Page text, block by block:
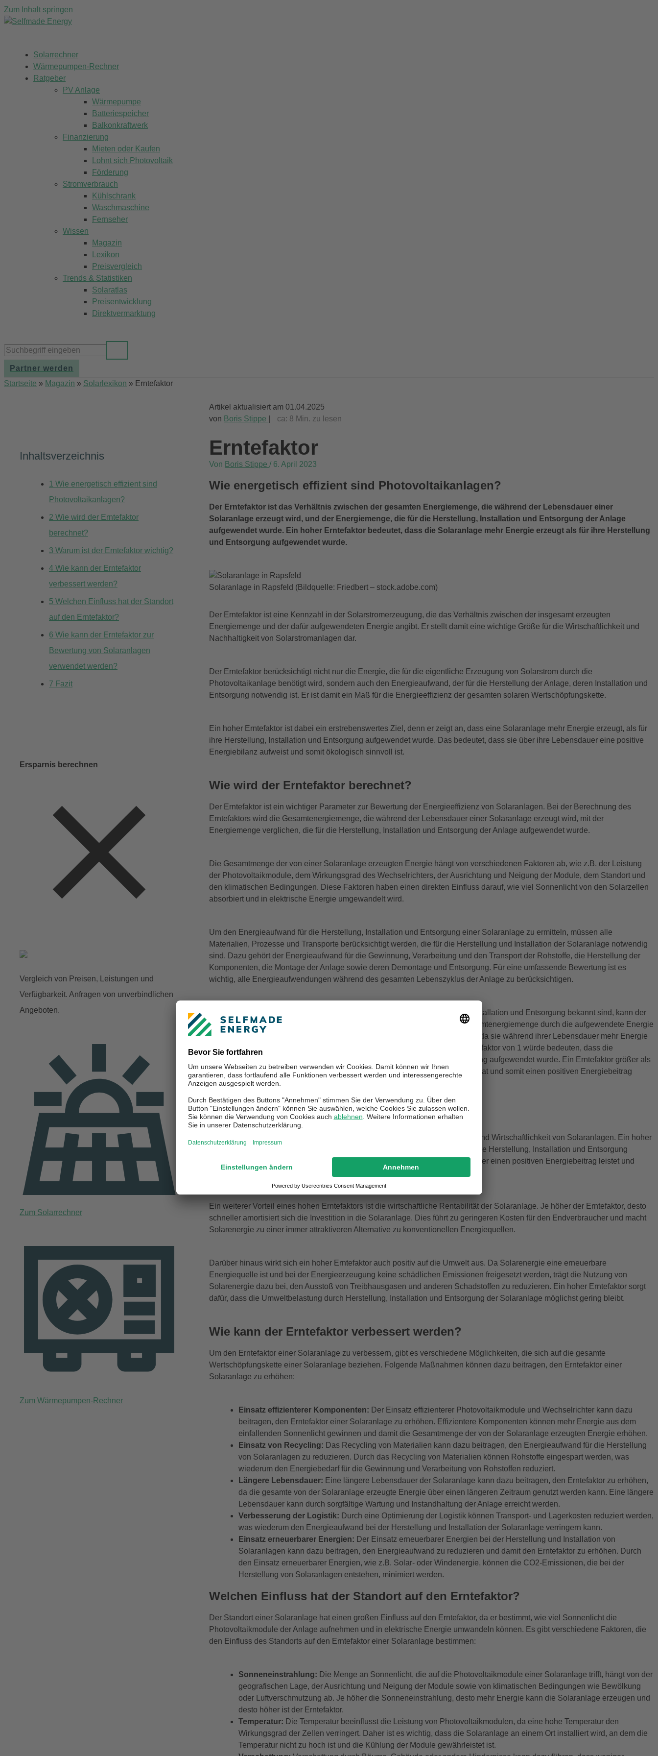
Zum Inhalt springen
Solarrechner
Wärmepumpen-Rechner
Ratgeber
PV Anlage
Wärmepumpe
Batteriespeicher
Balkonkraftwerk
Finanzierung
Mieten oder Kaufen
Lohnt sich Photovoltaik
Förderung
Stromverbrauch
Kühlschrank
Waschmaschine
Fernseher
Wissen
Magazin
Lexikon
Preisvergleich
Trends & Statistiken
Solaratlas
Preisentwicklung
Direktvermarktung
Partner werden
Startseite » Magazin » Solarlexikon » Erntefaktor
Inhaltsverzeichnis
1 Wie energetisch effizient sind
Photovoltaikanlagen?
2 Wie wird der Erntefaktor
berechnet?
3 Warum ist der Erntefaktor wichtig?
4 Wie kann der Erntefaktor
verbessert werden?
5 Welchen Einfluss hat der Standort
auf den Erntefaktor?
6 Wie kann der Erntefaktor zur
Bewertung von Solaranlagen
verwendet werden?
7 Fazit
Ersparnis berechnen
Vergleich von Preisen, Leistungen und
Verfügbarkeit. Anfragen von unverbindlichen
Angeboten.
Zum Solarrechner
Zum Wärmepumpen-Rechner
Artikel aktualisiert am 01.04.2025
von Boris Stippe ca: 8 Min. zu lesen
Erntefaktor
Von Boris Stippe/ 6. April 2023
Wie energetisch effizient sind Photovoltaikanlagen?
Der Erntefaktor ist das Verhältnis zwischen der gesamten Energiemenge, die während der Lebensdauer einer
Solaranlage erzeugt wird, und der Energiemenge, die für die Herstellung, Installation und Entsorgung der Anlage
aufgewendet wurde. Ein hoher Erntefaktor bedeutet, dass die Solaranlage mehr Energie erzeugt als für ihre Herstellung
und Entsorgung aufgewendet wurde.
Solaranlage in Rapsfeld (Bildquelle: Friedbert – stock.adobe.com)
Der Erntefaktor ist eine Kennzahl in der Solarstromerzeugung, die das Verhältnis zwischen der insgesamt erzeugten
Energiemenge und der dafür aufgewendeten Energie angibt. Er stellt damit eine wichtige Größe für die Wirtschaftlichkeit und
Nachhaltigkeit von Solarstromanlagen dar.
Der Erntefaktor berücksichtigt nicht nur die Energie, die für die eigentliche Erzeugung von Solarstrom durch die
Photovoltaikanlage benötigt wird, sondern auch den Energieaufwand, der für die Herstellung der Anlage, deren Installation und
Entsorgung notwendig ist. Er ist damit ein Maß für die Energieeffizienz der gesamten solaren Wertschöpfungskette.
Ein hoher Erntefaktor ist dabei ein erstrebenswertes Ziel, denn er zeigt an, dass eine Solaranlage mehr Energie erzeugt, als für
ihre Herstellung, Installation und Entsorgung aufgewendet wurde. Das bedeutet, dass sie über ihre Lebensdauer eine positive
Energiebilanz aufweist und somit ökologisch sinnvoll ist.
Wie wird der Erntefaktor berechnet?
Der Erntefaktor ist ein wichtiger Parameter zur Bewertung der Energieeffizienz von Solaranlagen. Bei der Berechnung des
Erntefaktors wird die Gesamtenergiemenge, die während der Lebensdauer einer Solaranlage erzeugt wird, mit der
Energiemenge verglichen, die für die Herstellung, Installation und Entsorgung der Anlage aufgewendet wurde.
Die Gesamtmenge der von einer Solaranlage erzeugten Energie hängt von verschiedenen Faktoren ab, wie z.B. der Leistung
der Photovoltaikmodule, dem Wirkungsgrad des Wechselrichters, der Ausrichtung und Neigung der Module, dem Standort und
den klimatischen Bedingungen. Diese Faktoren haben einen direkten Einfluss darauf, wie viel Sonnenlicht von den Solarzellen
absorbiert und in elektrische Energie umgewandelt wird.
Um den Energieaufwand für die Herstellung, Installation und Entsorgung einer Solaranlage zu ermitteln, müssen alle
Materialien, Prozesse und Transporte berücksichtigt werden, die für die Herstellung und Installation der Solaranlage notwendig
sind. Dazu gehört der Energieaufwand für die Gewinnung, Verarbeitung und den Transport der Rohstoffe, die Herstellung der
Komponenten, die Montage der Anlage sowie deren Demontage und Entsorgung. Für eine umfassende Bewertung ist es
wichtig, alle Energieaufwendungen während des gesamten Lebenszyklus der Anlage zu berücksichtigen.
Sobald die Gesamtenergiemenge und der Energieaufwand für Herstellung, Installation und Entsorgung bekannt sind, kann der
Erntefaktor berechnet werden. Der Erntefaktor wird berechnet, indem die Gesamtenergiemenge durch die aufgewendete Energie
dividiert wird. Je höher der Erntefaktor ist, desto effizienter ist die Solaranlage, da sie während ihrer Lebensdauer mehr Energie
erzeugt, als für ihre Herstellung und Entsorgung aufgewendet wurde. Ein Erntefaktor von 1 würde bedeuten, dass die
Solaranlage so viel Energie erzeugt hat, wie für ihre Herstellung und Entsorgung aufgewendet wurde. Ein Erntefaktor größer als
1 zeigt an, dass die Solaranlage mehr Energie erzeugt hat, als sie verbraucht hat und somit einen positiven Energiebeitrag
leistet.
Warum ist der Erntefaktor wichtig?
Der Erntefaktor ist eine wichtige Kennzahl zur Beurteilung der Nachhaltigkeit und Wirtschaftlichkeit von Solaranlagen. Ein hoher
Erntefaktor bedeutet, dass die Solaranlage mehr Energie erzeugt hat, als für ihre Herstellung, Installation und Entsorgung
aufgewendet wurde. Dies bedeutet, dass die Solaranlage über ihre Lebensdauer einen positiven Energiebeitrag leistet und
somit ökologisch sinnvoll ist.
Ein weiterer Vorteil eines hohen Erntefaktors ist die wirtschaftliche Rentabilität der Solaranlage. Je höher der Erntefaktor, desto
schneller amortisiert sich die Investition in die Solaranlage. Dies führt zu geringeren Kosten für den Endverbraucher und macht
Solarenergie zu einer immer attraktiveren Alternative zu konventionellen Energiequellen.
Darüber hinaus wirkt sich ein hoher Erntefaktor auch positiv auf die Umwelt aus. Da Solarenergie eine erneuerbare
Energiequelle ist und bei der Energieerzeugung keine schädlichen Emissionen freigesetzt werden, trägt die Nutzung von
Solarenergie dazu bei, den Ausstoß von Treibhausgasen und anderen Schadstoffen zu reduzieren. Ein hoher Erntefaktor sorgt
dafür, dass die Umweltbelastung durch Herstellung, Installation und Entsorgung der Solaranlage möglichst gering bleibt.
Wie kann der Erntefaktor verbessert werden?
Um den Erntefaktor einer Solaranlage zu verbessern, gibt es verschiedene Möglichkeiten, die sich auf die gesamte
Wertschöpfungskette einer Solaranlage beziehen. Folgende Maßnahmen können dazu beitragen, den Erntefaktor einer
Solaranlage zu erhöhen:
Einsatz effizienterer Komponenten: Der Einsatz effizienterer Photovoltaikmodule und Wechselrichter kann dazu
beitragen, den Erntefaktor einer Solaranlage zu erhöhen. Effizientere Komponenten können mehr Energie aus dem
einfallenden Sonnenlicht gewinnen und damit die Gesamtmenge der von der Solaranlage erzeugten Energie erhöhen.
Einsatz von Recycling: Das Recycling von Materialien kann dazu beitragen, den Energieaufwand für die Herstellung
von Solaranlagen zu reduzieren. Durch das Recycling von Materialien können Rohstoffe eingespart werden, was
wiederum den Energiebedarf für die Gewinnung und Verarbeitung von Rohstoffen reduziert.
Längere Lebensdauer: Eine längere Lebensdauer der Solaranlage kann dazu beitragen, den Erntefaktor zu erhöhen,
da die gesamte von der Solaranlage erzeugte Energie über einen längeren Zeitraum genutzt werden kann. Eine längere
Lebensdauer kann durch sorgfältige Wartung und Instandhaltung der Anlage erreicht werden.
Verbesserung der Logistik: Durch eine Optimierung der Logistik können Transport- und Lagerkosten reduziert werden,
was wiederum den Energieaufwand bei der Herstellung und Installation der Solaranlage verringern kann.
Einsatz erneuerbarer Energien: Der Einsatz erneuerbarer Energien bei der Herstellung und Installation von
Solaranlagen kann dazu beitragen, den Energieaufwand zu reduzieren und damit den Erntefaktor zu erhöhen. Durch
den Einsatz erneuerbarer Energien, wie z.B. Solar- oder Windenergie, können die CO2-Emissionen, die bei der
Herstellung von Solaranlagen entstehen, minimiert werden.
Welchen Einfluss hat der Standort auf den Erntefaktor?
Der Standort einer Solaranlage hat einen großen Einfluss auf den Erntefaktor, da er bestimmt, wie viel Sonnenlicht die
Photovoltaikmodule der Anlage aufnehmen und in elektrische Energie umwandeln können. Es gibt verschiedene Faktoren, die
den Einfluss des Standorts auf den Erntefaktor einer Solaranlage bestimmen:
Sonneneinstrahlung: Die Menge an Sonnenlicht, die auf die Photovoltaikmodule einer Solaranlage trifft, hängt von der
geografischen Lage, der Ausrichtung und Neigung der Module sowie von klimatischen Bedingungen wie Bewölkung
oder Luftverschmutzung ab. Je höher die Sonneneinstrahlung, desto mehr Energie kann die Solaranlage erzeugen und
desto höher ist der Erntefaktor.
Temperatur: Die Temperatur beeinflusst die Leistung von Photovoltaikmodulen, da eine hohe Temperatur den
Wirkungsgrad der Zellen verringert. Daher ist es wichtig, dass die Solaranlage an einem Ort installiert wird, an dem die
Temperatur nicht zu hoch ist und die Kühlung der Module gewährleistet ist.